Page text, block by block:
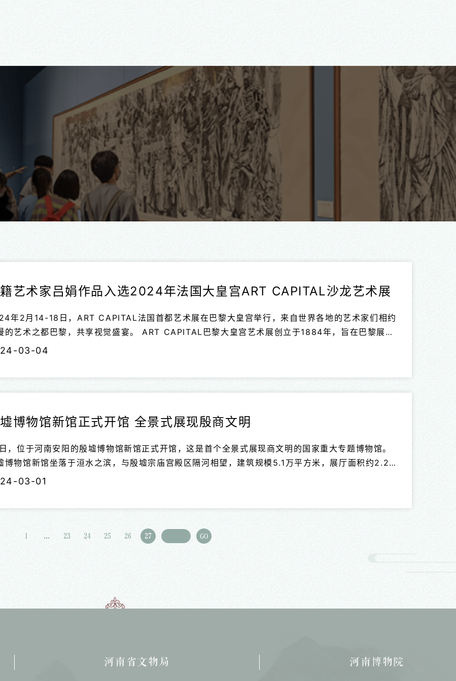
艺术家吕娟作品入选2024年法国大皇宫ART CAPITAL沙龙艺术展
年2月14-18日，ART CAPITAL法国首都艺术展在巴黎大皇宫举行，来自世界各地的艺术家们相约
之都巴黎，共享视觉盛宴。 ART CAPITAL巴黎大皇宫艺术展创立于1884年，旨在巴黎展示
各地的艺术精品。该展览由法国政府文化部、法国国家博物馆和巴黎大皇宫联合主办。每年春天，由
03-04
博物馆新馆正式开馆 全景式展现殷商文明
，位于河南安阳的殷墟博物馆新馆正式开馆，这是首个全景式展现商文明的国家重大专题博物馆。
博物馆新馆坐落于洹水之滨，与殷墟宗庙宫殿区隔河相望，建筑规模5.1万平方米，展厅面积约2.2万
米。殷墟博物馆新馆展出青铜器、陶器、玉器、甲骨等文物近4000件套，展陈文物数量之多、类型
03-01
1 ... 23 24 25 26 27 GO
河南省文物局 河南博物院